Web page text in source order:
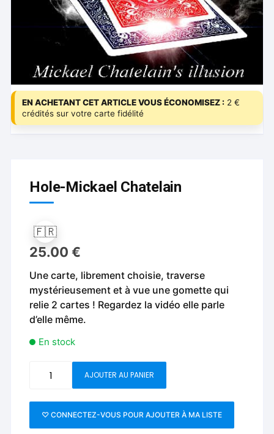
EN ACHETANT CET ARTICLE VOUS ÉCONOMISEZ : 2 €
crédités sur votre carte fidélité
Hole-Mickael Chatelain
🇫🇷
25.00€
Une carte, librement choisie, traverse
mystérieusement et à vue une gomette qui
relie 2 cartes ! Regardez la vidéo elle parle
d’elle même.
En stock
Mickael
Chatelain
AJOUTER AU PANIER
♡ CONNECTEZ-VOUS POUR AJOUTER À MA LISTE